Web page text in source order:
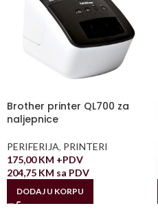
Brother printer QL700 za
naljepnice
PERIFERIJA, PRINTERI
175,00KM +PDV
204,75 KM sa PDV
DODAJ U KORPU